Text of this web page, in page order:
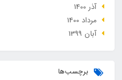
آذر 1400
مرداد 1400
آبان 1399
برچسب‌ها